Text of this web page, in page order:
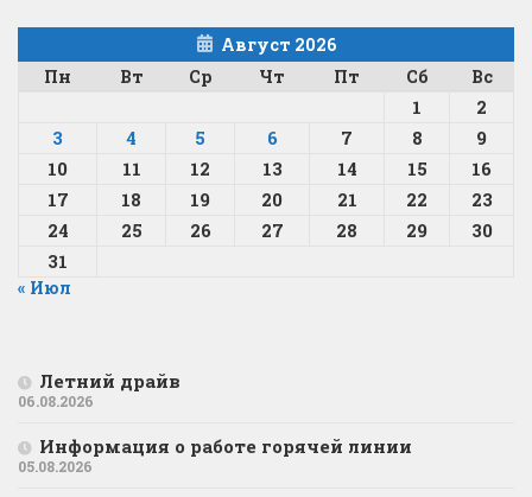
Август 2026
Пн
Вт Ср Чт Пт Сб Вс
1
2
3
4 5 6 7 8
9
10
11 12 13 14 15
16
17
18 19 20 21 22
23
24
25 26 27 28 29
30
31
« Июл
Летний драйв
06.08.2026
Информация о работе горячей линии
05.08.2026